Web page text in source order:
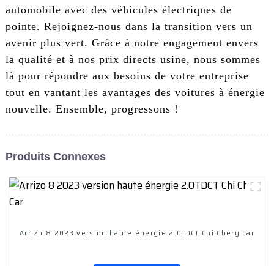
automobile avec des véhicules électriques de
pointe. Rejoignez-nous dans la transition vers un
avenir plus vert. Grâce à notre engagement envers
la qualité et à nos prix directs usine, nous sommes
là pour répondre aux besoins de votre entreprise
tout en vantant les avantages des voitures à énergie
nouvelle. Ensemble, progressons !
Produits Connexes
Arrizo 8 2023 version haute énergie 2.0TDCT Chi Chery Car